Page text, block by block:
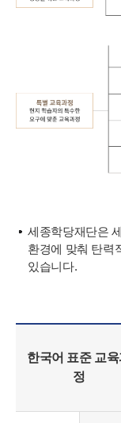
세종학당재단은
환경에 맞춰 탄력
있습니다.
한국어 표준 교
정